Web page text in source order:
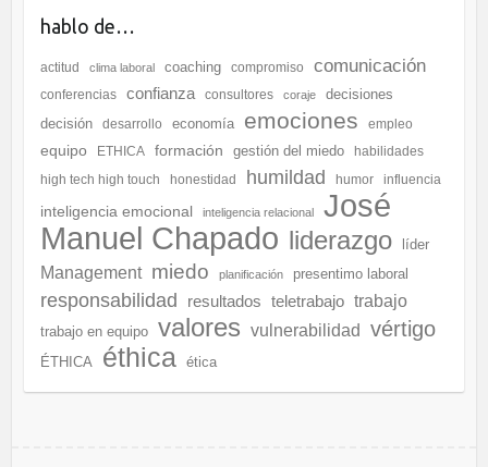
hablo de…
actitud clima laboral coaching compromiso comunicación
conferencias confianza consultores coraje
decisiones
decisión
desarrollo economía emociones empleo
equipo ETHICA formación gestión del miedo
habilidades
high tech high touch
honestidad humildad humor influencia
inteligencia emocional inteligencia relacional
José
Manuel Chapado liderazgo líder
Management miedo planificación presentimo laboral
responsabilidad resultados teletrabajo trabajo
trabajo en equipo valores vulnerabilidad vértigo
ÉTHICA éthica ética